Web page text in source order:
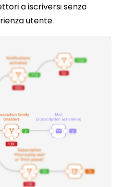
a iscriversi senza
utente.